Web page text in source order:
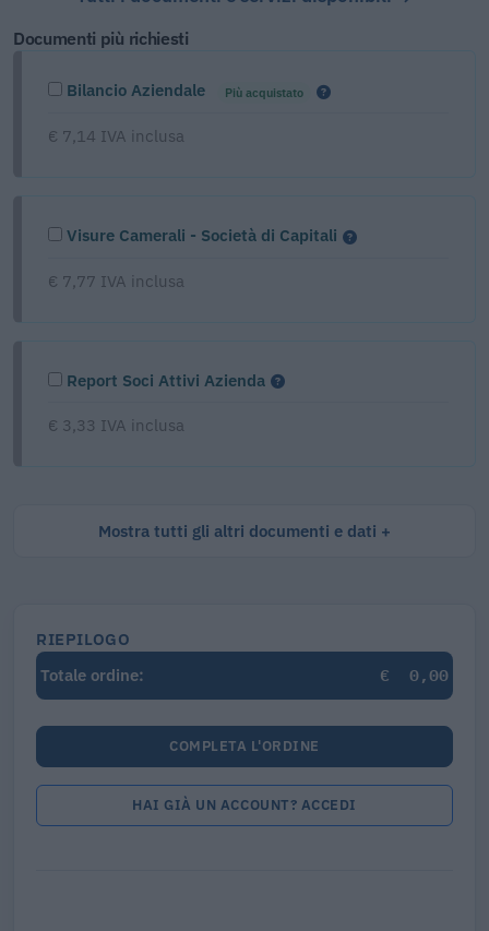
Documenti più richiesti
Bilancio Aziendale Più acquistato
€ 7,14 IVA inclusa
Visure Camerali - Società di Capitali
€ 7,77 IVA inclusa
Report Soci Attivi Azienda
€ 3,33 IVA inclusa
Mostra tutti gli altri documenti e dati
RIEPILOGO
Totale ordine:
€ 0,00
COMPLETA L'ORDINE
HAI GIÀ UN ACCOUNT? ACCEDI